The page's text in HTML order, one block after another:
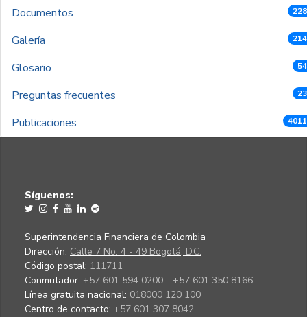
Documentos
Galería
Glosario
Preguntas frecuentes
Publicaciones
Síguenos:
Superintendencia Financiera de Colombia
Dirección: Calle 7 No. 4 - 49 Bogotá, D.C.
Código postal: 111711
Conmutador: +57 601 594 0200 - +57 601 350 8166
Línea gratuita nacional: 018000 120 100
Centro de contacto: +57 601 307 8042